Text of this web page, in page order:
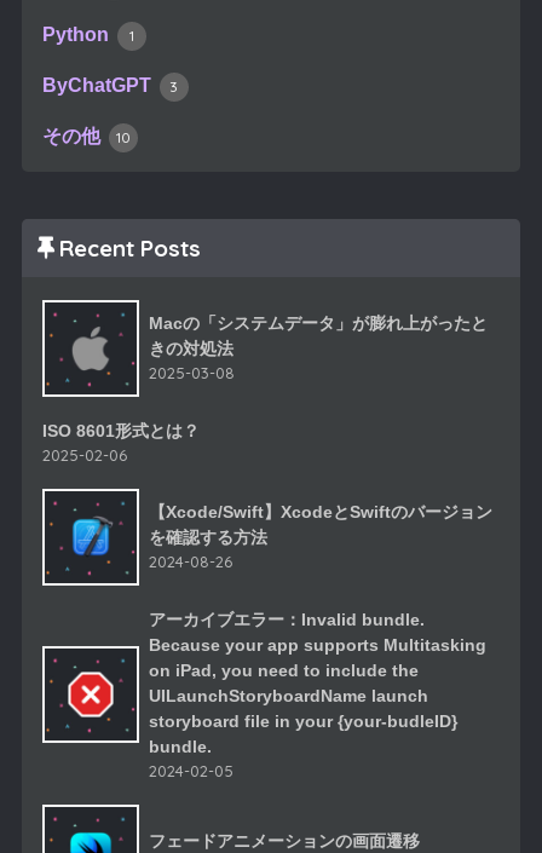
Python 1
ByChatGPT 3
その他 10
Recent Posts
Macの「システムデータ」が膨れ上がったと
きの対処法
2025-03-08
ISO 8601形式とは？
2025-02-06
【Xcode/Swift】XcodeとSwiftのバージョン
を確認する方法
2024-08-26
アーカイブエラー：Invalid bundle.
Because your app supports Multitasking
on iPad, you need to include the
UILaunchStoryboardName launch
storyboard file in your {your-budleID}
bundle.
2024-02-05
フェードアニメーションの画面遷移